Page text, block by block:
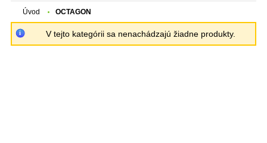
Úvod OCTAGON
V tejto kategórii sa nenachádzajú žiadne produkty.